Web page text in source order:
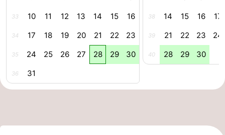
phoques
et
manger
Événements
Pratiques
Route
Stationnement
Adresses
33 10 11 12 13 14 15 16
34 17 18 19 20 21 22 23
35 24 25 26 27 28 29 30
36 31
38 14 15 16 17
39 21 22 23 24
40 28 29 30